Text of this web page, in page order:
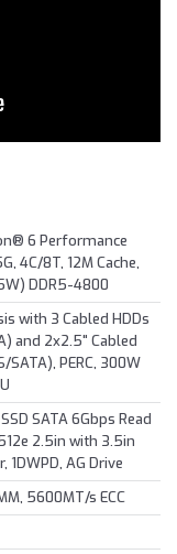
6 Performance
4C/8T, 12M Cache,
DDR5-4800
with 3 Cabled HDDs
and 2x2.5" Cabled
SATA), PERC, 300W
SATA 6Gbps Read
2.5in with 3.5in
1DWPD, AG Drive
5600MT/s ECC